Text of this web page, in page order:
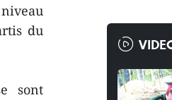
du
sont